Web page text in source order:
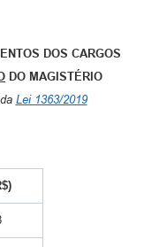
DOS CARGOS
DO MAGISTÉRIO
Lei 1363/2019